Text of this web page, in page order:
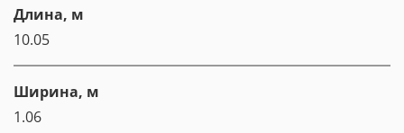
Длина, м
10.05
Ширина, м
1.06